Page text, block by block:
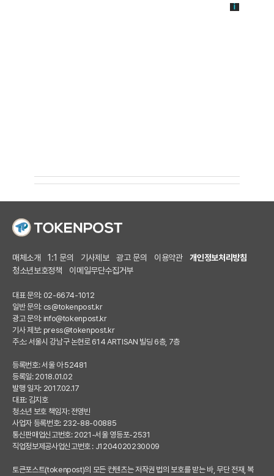
매체소개 1:1 문의 기사제보 광고 문의 이용약관
개인정보처리방침
청소년보호정책
이메일무단수집거부
대표 문의: 02-6674-1012
일반 문의: cs@tokenpost.kr
광고 문의: info@tokenpost.kr
기사 제보: press@tokenpost.kr
주소: 서울시 강남구 논현로 614 ARTISAN 빌딩 6층, 7층
등록번호: 서울 아 52481
등록일: 2018.01.02
발행 일자: 2017.02.17
대표: 김지호
청소년 보호 책임자: 전영빈
사업자 등록번호: 232-88-00885
통신판매업신고번호: 2021-서울 영등포-2531
직업정보제공사업신고번호 : J1204020230009
토큰포스트(tokenpost)의 모든 컨텐츠는 저작권 법의 보호를 받는 바, 무단 전재, 복